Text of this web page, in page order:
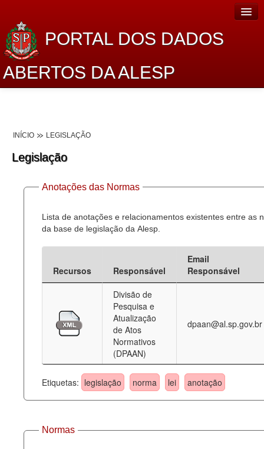
PORTAL DOS DADOS
ABERTOS DA ALESP
Dados Abertos Alesp
Lei de Acesso à Informação
Dados Governamentais Abertos
Planejamento
Deputados Estaduais
Legislação
Perguntas frequentes
Contato
INÍCIO LEGISLAÇÃO
Legislação
Anotações das Normas
Lista de anotações e relacionamentos existentes entre as
da base de legislação da Alesp.
Recursos Responsável
Email
Responsável
Divisão de
Pesquisa e
Atualização
de Atos
Normativos
(DPAAN)
dpaan@al.sp.gov.br
Etiquetas: legislação norma lei anotação
Normas